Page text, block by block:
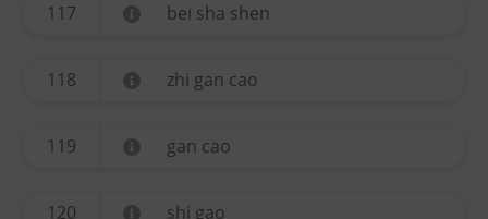
117 bei sha shen
118 zhi gan cao
119 gan cao
120 shi gao